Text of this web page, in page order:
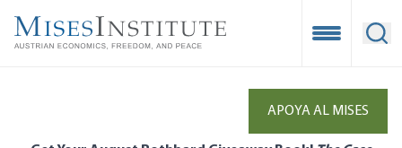
main
Open
APOYA AL MISES